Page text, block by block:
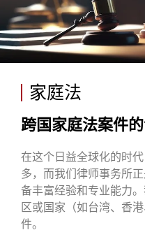
家庭法
跨国家庭法案件
在这个日益全球化的时
多，而我们律师事务所
备丰富经验和专业能力
区或国家（如台湾、香
件。